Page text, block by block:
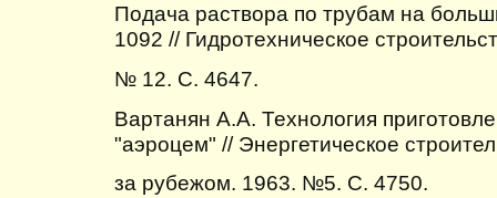
Подача раствора по трубам на
1092 // Гидротехническое
№ 12. С. 4647.
Вартанян А.А. Технология
"аэроцем" // Энергетическое
за рубежом. 1963. №5. С. 4750.